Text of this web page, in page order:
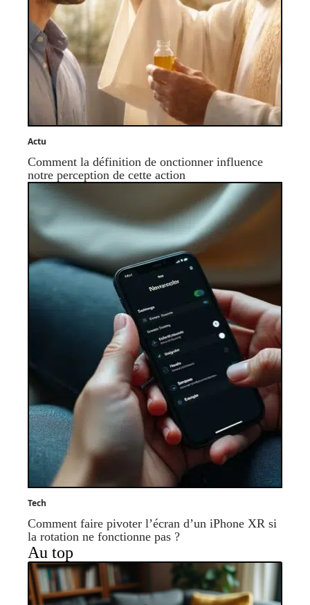
Actu
Comment la définition de onctionner influence
notre perception de cette action
Tech
Comment faire pivoter l’écran d’un iPhone XR si
la rotation ne fonctionne pas ?
Au top